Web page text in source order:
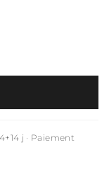
j · Paiement